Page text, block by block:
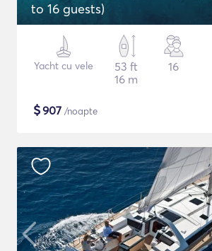
to 16 guests)
Yacht cu vele
53 ft
16 m
16
$907 /noapte